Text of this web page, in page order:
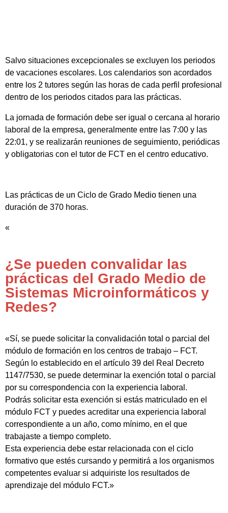
Salvo situaciones excepcionales se excluyen los periodos
de vacaciones escolares. Los calendarios son acordados
entre los 2 tutores según las horas de cada perfil profesional
dentro de los periodos citados para las prácticas.
La jornada de formación debe ser igual o cercana al horario
laboral de la empresa, generalmente entre las 7:00 y las
22:01, y se realizarán reuniones de seguimiento, periódicas
y obligatorias con el tutor de FCT en el centro educativo.
Las prácticas de un Ciclo de Grado Medio tienen una
duración de 370 horas.
«
¿Se pueden convalidar las
prácticas del Grado Medio de
Sistemas Microinformáticos y
Redes?
«Sí, se puede solicitar la convalidación total o parcial del
módulo de formación en los centros de trabajo – FCT.
Según lo establecido en el artículo 39 del Real Decreto
1147/7530, se puede determinar la exención total o parcial
por su correspondencia con la experiencia laboral.
Podrás solicitar esta exención si estás matriculado en el
módulo FCT y puedes acreditar una experiencia laboral
correspondiente a un año, como mínimo, en el que
trabajaste a tiempo completo.
Esta experiencia debe estar relacionada con el ciclo
formativo que estés cursando y permitirá a los organismos
competentes evaluar si adquiriste los resultados de
aprendizaje del módulo FCT.»